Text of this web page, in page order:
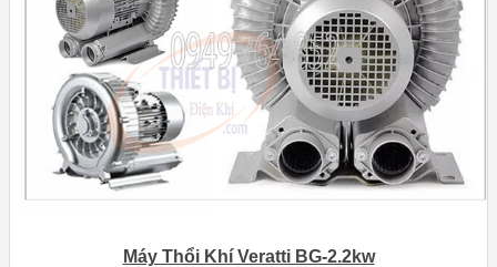
Máy Thổi Khí Veratti BG-2.2kw